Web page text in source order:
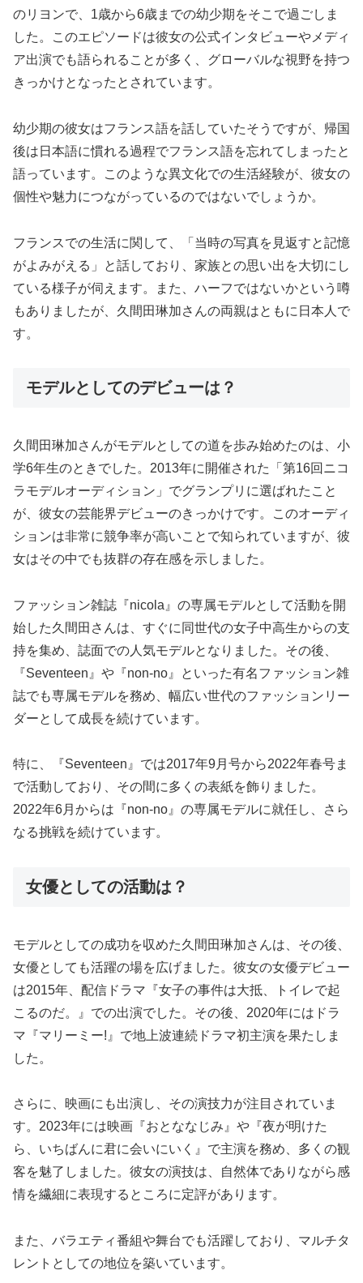
のリヨンで、1歳から6歳までの幼少期をそこで過ごしま
した。このエピソードは彼女の公式インタビューやメディ
ア出演でも語られることが多く、グローバルな視野を持つ
きっかけとなったとされています。
幼少期の彼女はフランス語を話していたそうですが、帰国
後は日本語に慣れる過程でフランス語を忘れてしまったと
語っています。このような異文化での生活経験が、彼女の
個性や魅力につながっているのではないでしょうか。
フランスでの生活に関して、「当時の写真を見返すと記憶
がよみがえる」と話しており、家族との思い出を大切にし
ている様子が伺えます。また、ハーフではないかという噂
もありましたが、久間田琳加さんの両親はともに日本人で
す。
モデルとしてのデビューは？
久間田琳加さんがモデルとしての道を歩み始めたのは、小
学6年生のときでした。2013年に開催された「第16回ニコ
ラモデルオーディション」でグランプリに選ばれたこと
が、彼女の芸能界デビューのきっかけです。このオーディ
ションは非常に競争率が高いことで知られていますが、彼
女はその中でも抜群の存在感を示しました。
ファッション雑誌『nicola』の専属モデルとして活動を開
始した久間田さんは、すぐに同世代の女子中高生からの支
持を集め、誌面での人気モデルとなりました。その後、
『Seventeen』や『non-no』といった有名ファッション雑
誌でも専属モデルを務め、幅広い世代のファッションリー
ダーとして成長を続けています。
特に、『Seventeen』では2017年9月号から2022年春号ま
で活動しており、その間に多くの表紙を飾りました。
2022年6月からは『non-no』の専属モデルに就任し、さら
なる挑戦を続けています。
女優としての活動は？
モデルとしての成功を収めた久間田琳加さんは、その後、
女優としても活躍の場を広げました。彼女の女優デビュー
は2015年、配信ドラマ『女子の事件は大抵、トイレで起
こるのだ。』での出演でした。その後、2020年にはドラ
マ『マリーミー!』で地上波連続ドラマ初主演を果たしま
した。
さらに、映画にも出演し、その演技力が注目されていま
す。2023年には映画『おとななじみ』や『夜が明けた
ら、いちばんに君に会いにいく』で主演を務め、多くの観
客を魅了しました。彼女の演技は、自然体でありながら感
情を繊細に表現するところに定評があります。
また、バラエティ番組や舞台でも活躍しており、マルチタ
レントとしての地位を築いています。